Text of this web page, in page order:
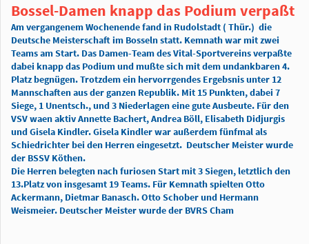
Bossel-Damen knapp das Podium verpaßt
Am vergangenem Wochenende fand in Rudolstadt ( Thür.) die
Deutsche Meisterschaft im Bosseln statt. Kemnath war mit zwei
Teams am Start. Das Damen-Team des Vital-Sportvereins verpaßte
dabei knapp das Podium und mußte sich mit dem undankbaren 4.
Platz begnügen. Trotzdem ein hervorrgendes Ergebsnis unter 12
Mannschaften aus der ganzen Republik. Mit 15 Punkten, dabei 7
Siege, 1 Unentsch., und 3 Niederlagen eine gute Ausbeute. Für den
VSV waen aktiv Annette Bachert, Andrea Böll, Elisabeth Didjurgis
und Gisela Kindler. Gisela Kindler war außerdem fünfmal als
Schiedrichter bei den Herren eingesetzt. Deutscher Meister wurde
der BSSV Köthen.
Die Herren belegten nach furiosen Start mit 3 Siegen, letztlich den
13.Platz von insgesamt 19 Teams. Für Kemnath spielten Otto
Ackermann, Dietmar Banasch. Otto Schober und Hermann
Weismeier. Deutscher Meister wurde der BVRS Cham